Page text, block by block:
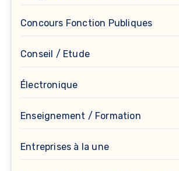
Concours Fonction Publiques
Conseil / Etude
Électronique
Enseignement / Formation
Entreprises à la une